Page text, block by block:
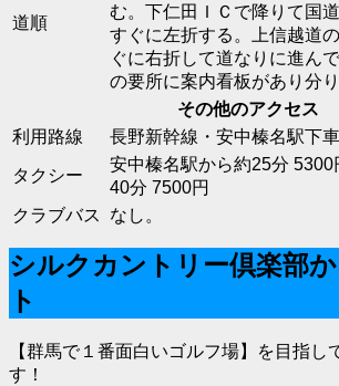
道順
む。下仁田ＩＣで降りて国
すぐに左折する。上信越道
ぐに右折して道なりに進ん
の要所に案内看板があり分り
その他のアクセス
利用路線
長野新幹線・安中榛名駅下車
タクシー
安中榛名駅から約25分
40分 7500円
クラブバス
なし。
シルクカントリー倶楽部
ト
【群馬で１番面白いゴルフ場】を目指し
す！